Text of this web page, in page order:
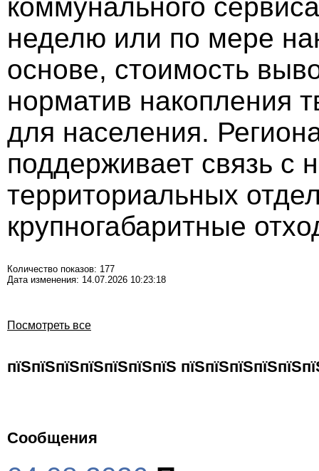
коммунального
неделю или по мере
основе, стоимость
норматив накопления
для населения.
поддерживает связь с
территориальных
крупногабаритные
Количество показов: 177
Дата изменения: 14.07.2026 10:23:18
Посмотреть все
пїЅпїЅпїЅпїЅпїЅпїЅпїЅ
Сообщения